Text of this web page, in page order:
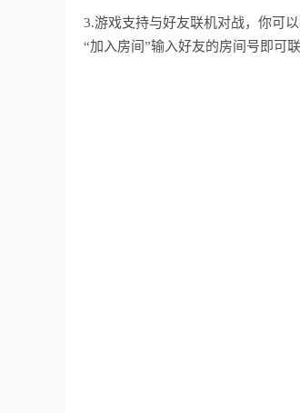
3.游戏支持与好友联机对战，你可
“加入房间”输入好友的房间号即可联